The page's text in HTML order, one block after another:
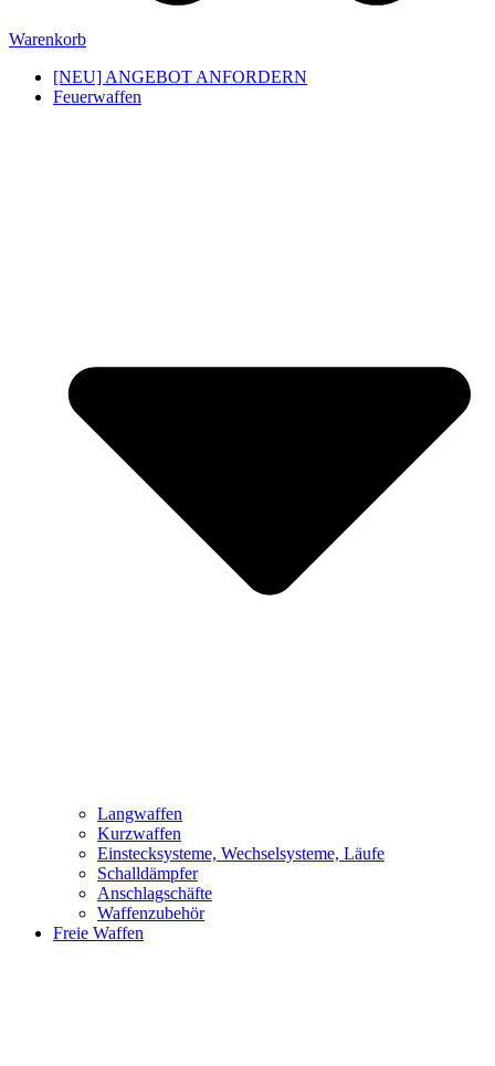
Warenkorb
[NEU] ANGEBOT ANFORDERN
Feuerwaffen
Langwaffen
Kurzwaffen
Einstecksysteme, Wechselsysteme, Läufe
Schalldämpfer
Anschlagschäfte
Waffenzubehör
Freie Waffen